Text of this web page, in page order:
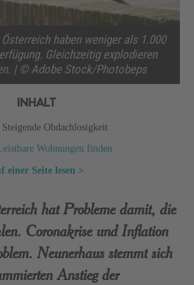
haben weniger als 1.000
Gleichzeitig explodieren
| © Adobe Stock/Photobeps
INHALT
Obdachlosigkeit
Wohnungen finden
einer Seite lesen >
hat Probleme damit, die
Coronakrise und Inflation
Neunerhaus stemmt sich
Anstieg der